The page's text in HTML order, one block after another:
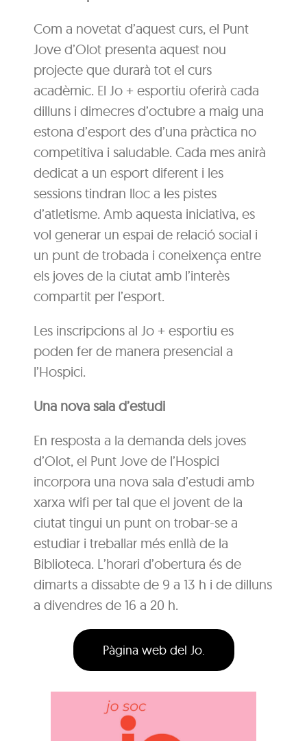
Com a novetat d’aquest curs, el Punt
Jove d’Olot presenta aquest nou
projecte que durarà tot el curs
acadèmic. El Jo + esportiu oferirà cada
dilluns i dimecres d’octubre a maig una
estona d’esport des d’una pràctica no
competitiva i saludable. Cada mes anirà
dedicat a un esport diferent i les
sessions tindran lloc a les pistes
d’atletisme. Amb aquesta iniciativa, es
vol generar un espai de relació social i
un punt de trobada i coneixença entre
els joves de la ciutat amb l’interès
compartit per l’esport.
Les inscripcions al Jo + esportiu es
poden fer de manera presencial a
l’Hospici.
Una nova sala d’estudi
En resposta a la demanda dels joves
d’Olot, el Punt Jove de l’Hospici
incorpora una nova sala d’estudi amb
xarxa wifi per tal que el jovent de la
ciutat tingui un punt on trobar-se a
estudiar i treballar més enllà de la
Biblioteca. L’horari d’obertura és de
dimarts a dissabte de 9 a 13 h i de dilluns
a divendres de 16 a 20 h.
Pàgina web del Jo.